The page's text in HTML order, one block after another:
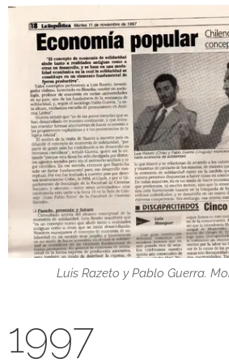
Luis Razeto y Pablo Guerra.
1997